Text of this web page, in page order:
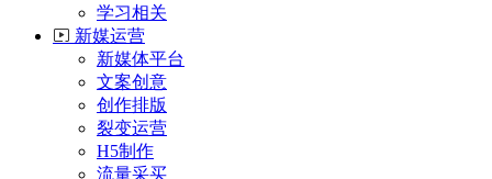
学习相关
新媒运营
新媒体平台
文案创意
创作排版
裂变运营
H5制作
流量采买